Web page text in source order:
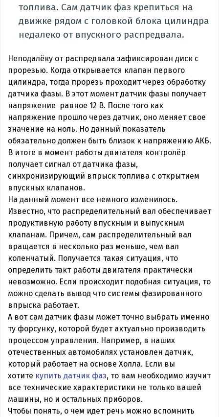
топлива. Сам датчик фаз крепиться на
движке рядом с головкой блока цилиндра
недалеко от впускного распредвала.
Неподалёку от распредвала зафиксирован диск с
прорезью. Когда открывается клапан первого
цилиндра, тогда прорезь проходит через обработку
датчика фазы. В этот момент датчик фазы получает
напряжение равное 12 В. После того как
напряжение прошло через датчик, оно меняет свое
значение на ноль. Но данный показатель
обязательно должен быть близок к напряжению АКБ.
В итоге в момент работы двигателя контролёр
получает сигнал от датчика фазы,
синхронизирующий впрыск топлива с открытием
впускных клапанов.
На данный момент все немного изменилось.
Известно, что распределительный вал обеспечивает
продуктивную работу впускным и выпускным
клапанам. Причем, сам распределительный вал
вращается в несколько раз меньше, чем вал
коленчатый. Получается такая ситуация, что
определить такт работы двигателя практически
невозможно. Если происходит подобная ситуация, то
можно сделать вывод что системы фазированного
впрыска работает.
А вот сам датчик фазы может точно выбрать именно
ту форсунку, которой будет актуально производить
процессом управления. Например, в наших
отечественных автомобилях установлен датчик,
который работает на основе Холла. Если вы
хотите купить датчик фаз, то вам необходимо изучит
все технические характеристики не только вашей
машины, но и остальных приборов.
Чтобы понять, о чем идет речь можно вспомнить